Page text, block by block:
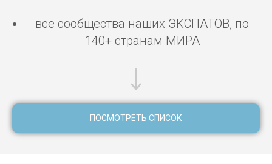
все сообщества наших ЭКСПАТОВ, по
140+ странам МИРА
ПОСМОТРЕТЬ СПИСОК